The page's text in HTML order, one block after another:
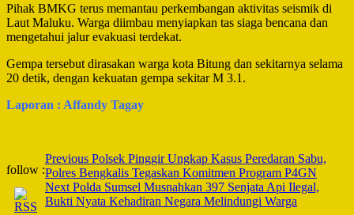
Pihak BMKG terus memantau perkembangan aktivitas seismik di
Laut Maluku. Warga diimbau menyiapkan tas siaga bencana dan
mengetahui jalur evakuasi terdekat.
Gempa tersebut dirasakan warga kota Bitung dan sekitarnya selama
20 detik, dengan kekuatan gempa sekitar M 3.1.
Laporan : Affandy Tagay
follow :
Post
Navigation
Previous Polsek Pinggir Ungkap Kasus Peredaran Sabu,
Polres Bengkalis Tegaskan Komitmen Program P4GN
Next Polda Sumsel Musnahkan 397 Senjata Api Ilegal,
Bukti Nyata Kehadiran Negara Melindungi Warga